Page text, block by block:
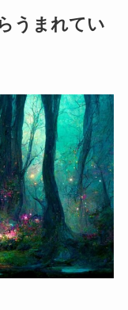
うまれてい